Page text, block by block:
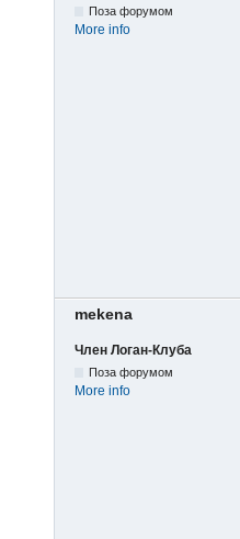
Поза форумом
More info
mekena
Член Логан-Клуба
Поза форумом
More info